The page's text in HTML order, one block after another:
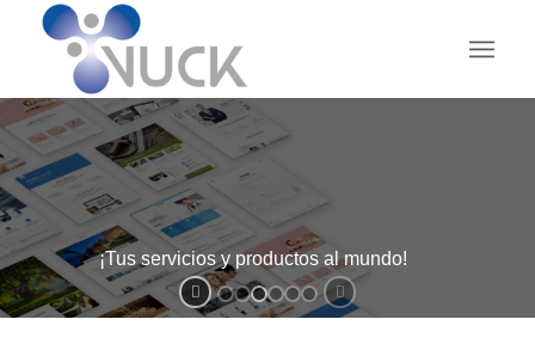
¡Tus servicios y productos al mundo!